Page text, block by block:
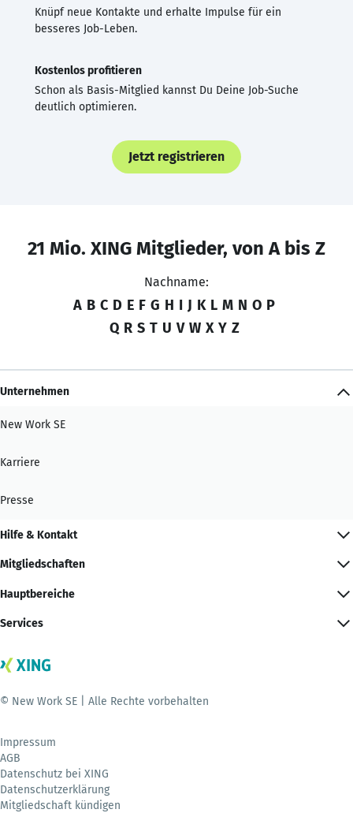
Knüpf neue Kontakte und erhalte Impulse für ein
besseres Job-Leben.
Kostenlos profitieren
Schon als Basis-Mitglied kannst Du Deine Job-Suche
deutlich optimieren.
Jetzt registrieren
21 Mio. XING Mitglieder, von A bis Z
Nachname:
A B C D E F G H I J K L M N O P
Q R S T U V W X Y Z
Unternehmen
New Work SE
Karriere
Presse
Hilfe & Kontakt
Mitgliedschaften
Hauptbereiche
Services
© New Work SE | Alle Rechte vorbehalten
Impressum
AGB
Datenschutz bei XING
Datenschutzerklärung
Mitgliedschaft kündigen